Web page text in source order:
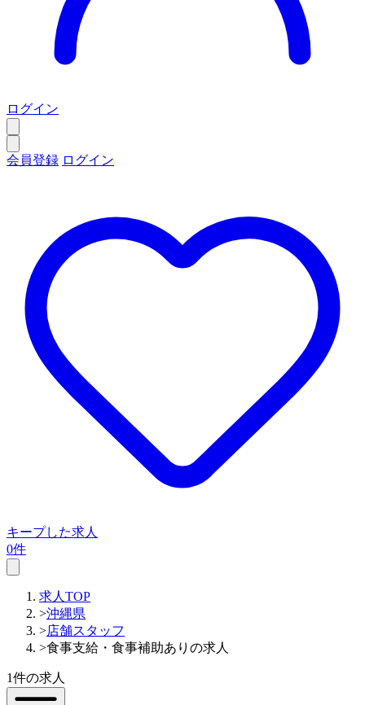
ログイン
会員登録 ログイン
キープした求人
0件
求人TOP
>沖縄県
>店舗スタッフ
>食事支給・食事補助ありの求人
1件の求人